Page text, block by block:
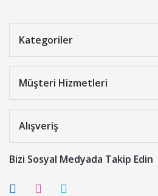
Kategoriler
Müşteri Hizmetleri
Alışveriş
Bizi Sosyal Medyada Takip Edin